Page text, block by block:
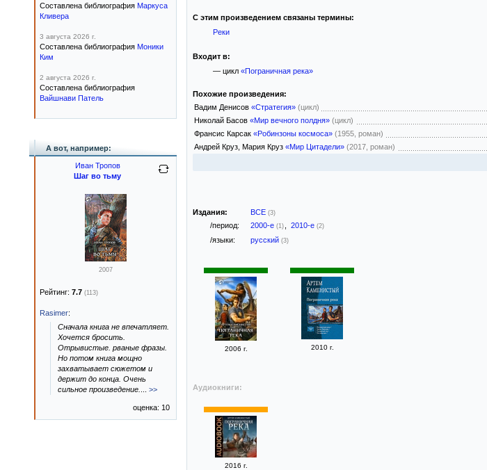
С этим произведением связаны термины:
Реки
Входит в:
— цикл «Пограничная река»
Похожие произведения:
Вадим Денисов «Стратегия» (цикл)
Николай Басов «Мир вечного полдня» (цикл)
Франсис Карсак «Робинзоны космоса» (1955, роман)
Андрей Круз, Мария Круз «Мир Цитадели» (2017, роман)
Издания: ВСЕ (3)
/период: 2000-е (1) 2010-е (2)
/языки: русский (3)
2006 г. 2010 г.
Аудиокниги:
2016 г.
Составлена библиография Маркуса
Кливера
3 августа 2026 г.
Составлена библиография Моники
Ким
2 августа 2026 г.
Составлена библиография
Вайшнави Патель
А вот, например:
Иван Тропов
Шаг во тьму
2007
Рейтинг: 7.7 (113)
Rasimer:
Сначала книга не впечатляет.
Хочется бросить.
Отрывистые. рваные фразы.
Но потом книга мощно
захватывает сюжетом и
держит до конца. Очень
сильное произведение.
>>
оценка: 10